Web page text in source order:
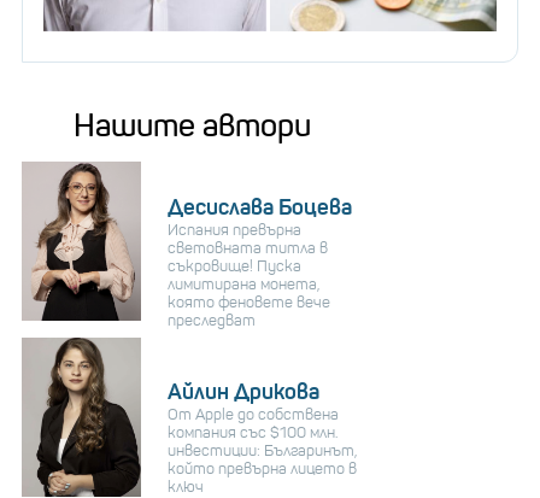
Нашите автори
Десислава Боцева
Испания превърна
световната титла в
съкровище! Пуска
лимитирана монета,
която феновете вече
преследват
Айлин Дрикова
От Apple до собствена
компания със $100 млн.
инвестиции: Българинът,
който превърна лицето в
ключ